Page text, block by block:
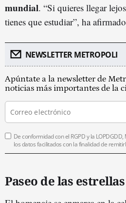
mundial. “Si quieres llegar
tienes que estudiar”, ha
NEWSLETTER METROPOLI
Apúntate a la newsletter de
noticias más importantes de la
De conformidad con el RGPD y la LOPDGDD,
los datos facilitados con la finalidad de
Paseo de las estrellas